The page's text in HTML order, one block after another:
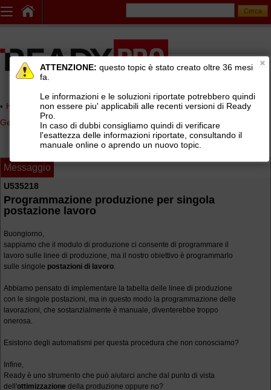
Home page> AREE DI SUPPORTO TECNICO GRATUITO>
Gestionale Ready Pro>Modulo produzione
Messaggio
U535218
Programmazione produzione per singola
postazione lavoro
Buongiorno,
sappiamo che il modulo di produzione ci consente di programmare il
lavoro sulle linee di produzione, ma il nostro obiettivo è programmarlo
sulle singole postazioni di lavoro.
Abbiamo pensato di implementare la tabella delle linee di produzione
con le singole postazioni, ma in questo modo la programmazione delle
lavorazioni, che sostanzialmente è manuale, diventerebbe troppo
onerosa.
Esistono degli automatismi per questa procedura che non conosciamo?
Infine,
Ready è uno strumento che può aiutarci anche dal punto di vista
dell'ottimizzazione della produzione oppure no?
ATTENZIONE: questo topic è stato creato oltre 36 mesi
fa.
Le informazioni e le soluzioni riportate potrebbero quindi
non essere piu' applicabili alle recenti versioni di Ready
Pro.
In caso di dubbi consigliamo quindi di verificare
l'esattezza delle informazioni riportate, consultando il
manuale online o aprendo un nuovo topic.